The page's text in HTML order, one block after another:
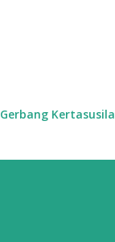
Gerbang Kertasusila